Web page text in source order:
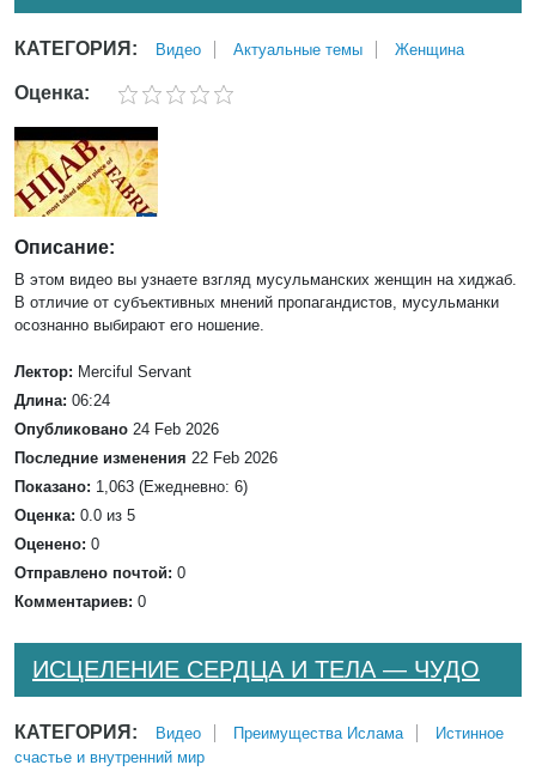
КАТЕГОРИЯ: Bидео Актуальные темы Женщина
Оценка:
Описание:
В этом видео вы узнаете взгляд мусульманских женщин на хиджаб.
В отличие от субъективных мнений пропагандистов, мусульманки
осознанно выбирают его ношение.
Лектор: Merciful Servant
Длина: 06:24
Опубликовано 24 Feb 2026
Последние изменения 22 Feb 2026
Показано: 1,063 (Ежедневно: 6)
Оценка: 0.0 из 5
Оценено: 0
Отправлено почтой: 0
Комментариев: 0
ИСЦЕЛЕНИЕ СЕРДЦА И ТЕЛА — ЧУДО
КАТЕГОРИЯ: Bидео Преимущества Ислама
Истинное
счастье и внутренний мир